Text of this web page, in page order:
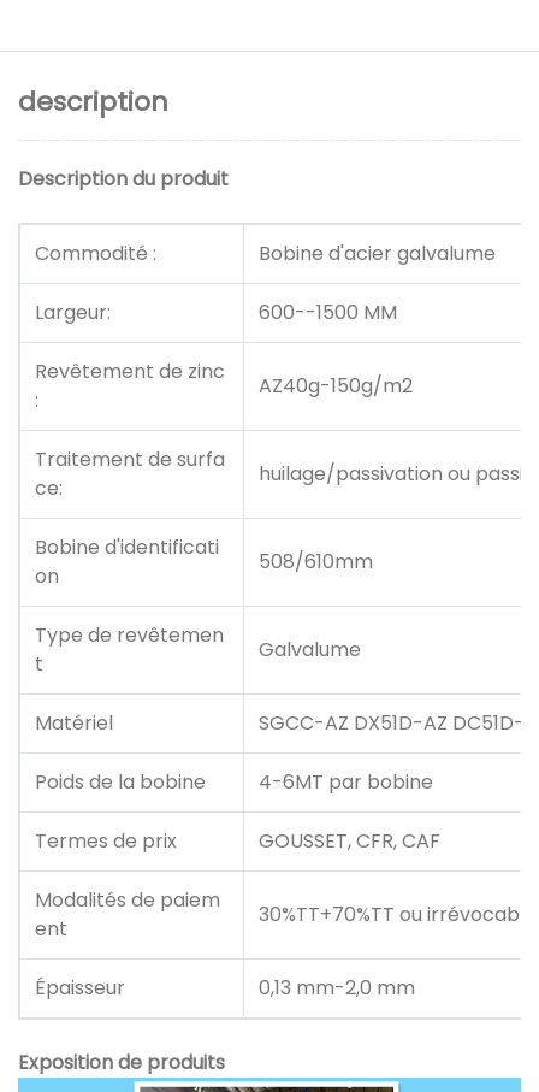
description
Description du produit
Commodité : Bobine d'acier galvalume
Largeur: 600--1500 MM
Revêtement de zinc
:
AZ40g-150g/m2
Traitement de surfa
ce:
huilage/passivation ou
Bobine d'identificati
on
508/610mm
Type de revêtemen
t
Galvalume
Matériel SGCC-AZ DX51D-AZ DC51D-
Poids de la bobine 4-6MT par bobine
Termes de prix GOUSSET, CFR, CAF
Modalités de paiem
ent
30%TT+70%TT ou irrévocable
Épaisseur 0,13 mm-2,0 mm
Exposition de produits